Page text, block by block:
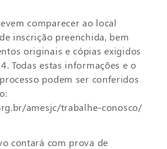
comparecer ao local
inscrição preenchida, bem
originais e cópias exigidos
Todas estas informações e o
podem ser conferidos
amesjc/trabalhe-conosco/
contará com prova de